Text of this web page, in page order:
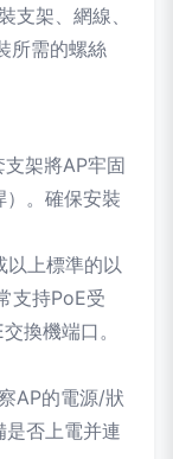
支架、網線、
所需的螺絲
支架將AP牢固
。確保安裝
上標準的以
支持PoE受
換機端口。
AP的電源/狀
否上電并連